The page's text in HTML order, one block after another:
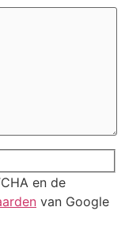
en de
van Google